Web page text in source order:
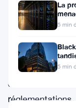
thaïlandaise
une
série
de
réglementations
La
5 min
5 min